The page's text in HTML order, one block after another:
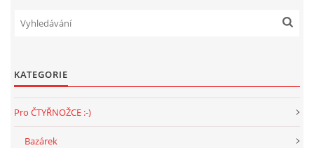
KATEGORIE
Pro ČTYŘNOŽCE :-)
Bazárek